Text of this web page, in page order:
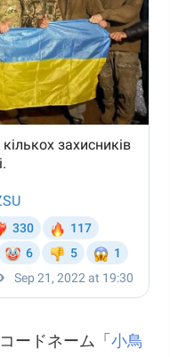
ードネーム「小鳥